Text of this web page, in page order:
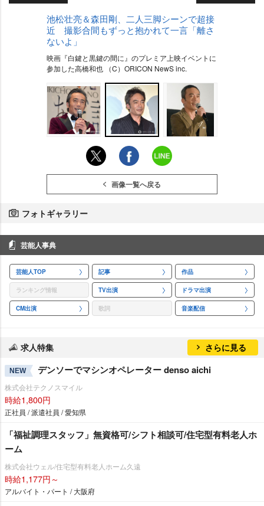
池松壮亮＆森田剛、二人三脚シーンで超接
近 撮影合間もずっと抱かれて一言「離さ
ないよ」
映画『白鍵と黒鍵の間に』のプレミア上映イベントに
参加した高橋和也 （C）ORICON NewS inc.
画像一覧へ戻る
フォトギャラリー
芸能人事典
芸能人TOP 記事 作品
ランキング情報 TV出演 ドラマ出演
CM出演 歌詞 音楽配信
求人特集 さらに見る
NEW デンソーでマシンオペレーター denso aichi
株式会社テクノスマイル
時給1,800円
正社員 / 派遣社員 / 愛知県
「福祉調理スタッフ」無資格可/シフト相談可/住宅型有料老人ホ
ーム
株式会社ウェル/住宅型有料老人ホーム久遠
時給1,177円～
アルバイト・パート / 大阪府